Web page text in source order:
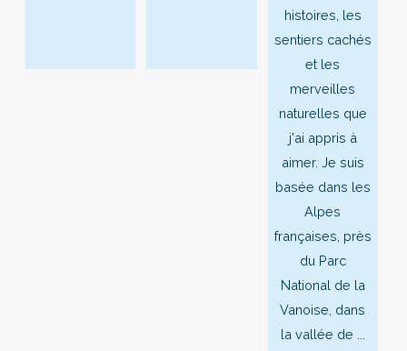
histoires, les
sentiers cachés
et les
merveilles
naturelles que
j'ai appris à
aimer. Je suis
basée dans les
Alpes
françaises, près
du Parc
National de la
Vanoise, dans
la vallée de ...